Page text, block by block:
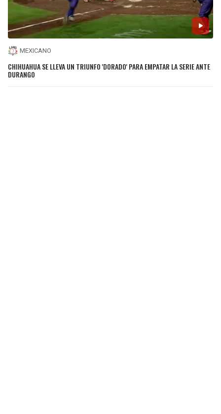
MEXICANO
CHIHUAHUA SE LLEVA UN TRIUNFO 'DORADO' PARA EMPATAR LA SERIE ANTE
DURANGO